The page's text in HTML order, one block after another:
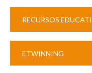
RECURSOS
ETWINNING